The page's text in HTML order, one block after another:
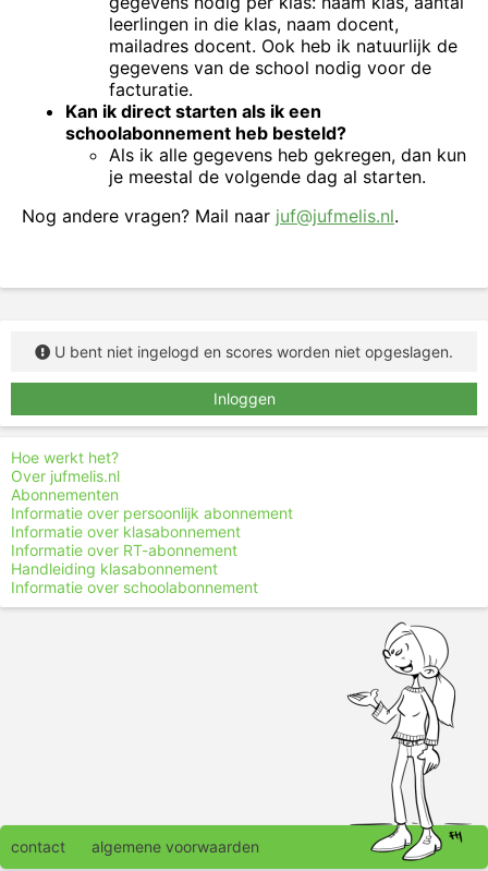
leerlingen in die klas, naam docent,
mailadres docent. Ook heb ik natuurlijk de
gegevens van de school nodig voor de
facturatie.
Kan ik direct starten als ik een
schoolabonnement heb besteld?
Als ik alle gegevens heb gekregen, dan kun
je meestal de volgende dag al starten.
Nog andere vragen? Mail naar juf@jufmelis.nl.
U bent niet ingelogd en scores worden niet opgeslagen.
Inloggen
Hoe werkt het?
Over jufmelis.nl
Abonnementen
Informatie over persoonlijk abonnement
Informatie over klasabonnement
Informatie over RT-abonnement
Handleiding klasabonnement
Informatie over schoolabonnement
contact algemene voorwaarden